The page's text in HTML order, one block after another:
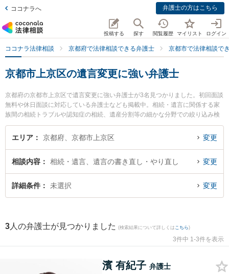
ココナラへ 弁護士の方はこちら
投稿する 探す 閲覧履歴 マイリスト ログイン
ココナラ法律相談 京都府で法律相談できる弁護士 京都市で法律相談で
京都市上京区の遺言変更に強い弁護士
京都府の京都市上京区で遺言変更に強い弁護士が3名見つかりました。初回面談
無料や休日面談に対応している弁護士なども掲載中。相続・遺言に関係する家
族間の相続トラブルや認知症の相続、遺産分割等の細かな分野での絞り込み検
索もでき便利です。特に濱総合法律事務所の濱 有紀子弁護士や福井・稲田・上
辻総合法律事務所の上辻 直章弁護士、濱総合法律事務所の杉野 高正弁護士のプ
『遺言変更のトラブル解決の実績豊富な近くの弁護士を検索したい』『初回相
談無料で遺言変更を法律相談できる京都市上京区内の弁護士に相談予約した
い』などでお困りの相談者さんにおすすめです。
エリア 京都府、京都市上京区 変更
相談内容 相続・遺言、遺言の書き直し・やり直し 変更
詳細条件 未選択 変更
3 人の弁護士が見つかりました (検索結果について詳しくは こちら)
3件中 1-3件を表示
濱 有紀子 弁護士